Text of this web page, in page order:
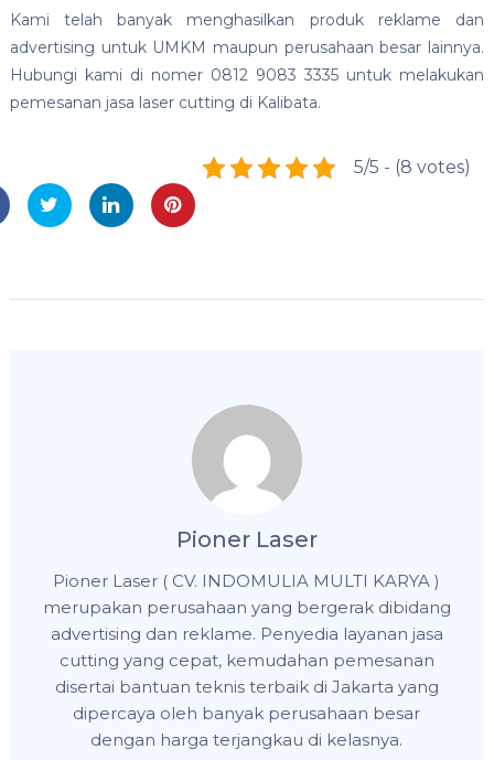
Kami telah banyak menghasilkan produk reklame dan
advertising untuk UMKM maupun perusahaan besar lainnya.
Hubungi kami di nomer 0812 9083 3335 untuk melakukan
pemesanan jasa laser cutting di Kalibata.
5/5 - (8 votes)
Pioner Laser
Pioner Laser ( CV. INDOMULIA MULTI KARYA )
merupakan perusahaan yang bergerak dibidang
advertising dan reklame. Penyedia layanan jasa
cutting yang cepat, kemudahan pemesanan
disertai bantuan teknis terbaik di Jakarta yang
dipercaya oleh banyak perusahaan besar
dengan harga terjangkau di kelasnya.